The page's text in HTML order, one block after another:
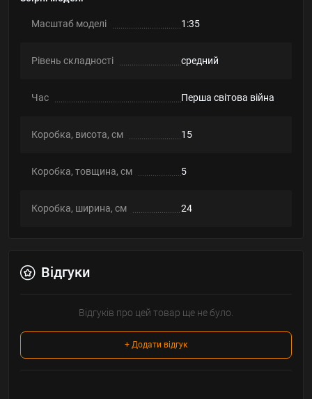
Масштаб моделі 1:35
Рівень складності cредний
Час Перша світова війна
Коробка, висота, см 15
Коробка, товщина, см 5
Коробка, ширина, см 24
Відгуки
Відгуків про цей товар ще не було.
+ Додати відгук